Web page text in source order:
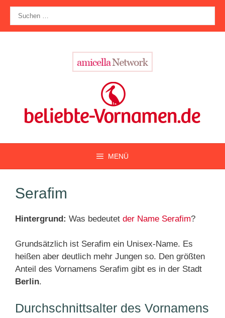
Zum
Inhalt
springen
nach:
MENÜ
Serafim
Hintergrund: Was bedeutet der Name Serafim?
Grundsätzlich ist Serafim ein Unisex-Name. Es
heißen aber deutlich mehr Jungen so. Den größten
Anteil des Vornamens Serafim gibt es in der Stadt
Berlin.
Durchschnittsalter des Vornamens